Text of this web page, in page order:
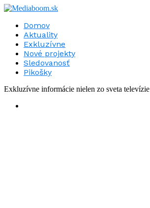
Domov
Aktuality
Exkluzívne
Nové projekty
Sledovanosť
Pikošky
Exkluzívne informácie nielen zo sveta televízie